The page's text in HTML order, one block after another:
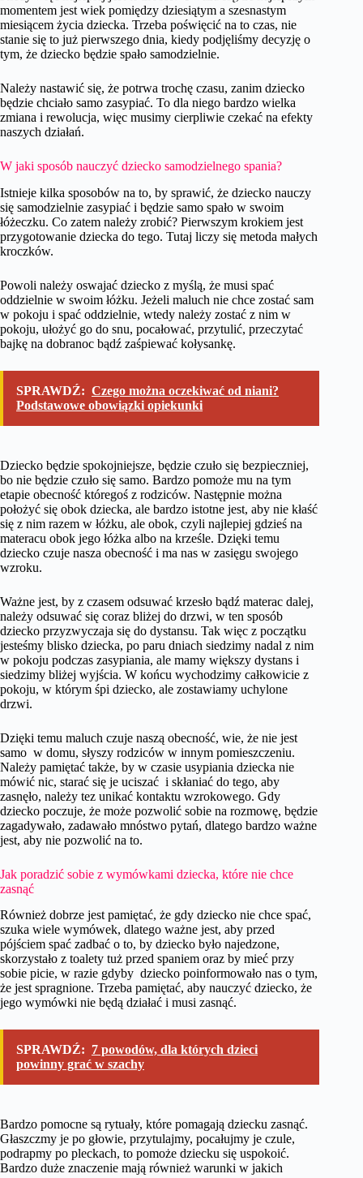
momentem jest wiek pomiędzy dziesiątym a szesnastym
miesiącem życia dziecka. Trzeba poświęcić na to czas, nie
stanie się to już pierwszego dnia, kiedy podjęliśmy decyzję o
tym, że dziecko będzie spało samodzielnie.
Należy nastawić się, że potrwa trochę czasu, zanim dziecko
będzie chciało samo zasypiać. To dla niego bardzo wielka
zmiana i rewolucja, więc musimy cierpliwie czekać na efekty
naszych działań.
W jaki sposób nauczyć dziecko samodzielnego spania?
Istnieje kilka sposobów na to, by sprawić, że dziecko nauczy
się samodzielnie zasypiać i będzie samo spało w swoim
łóżeczku. Co zatem należy zrobić? Pierwszym krokiem jest
przygotowanie dziecka do tego. Tutaj liczy się metoda małych
kroczków.
Powoli należy oswajać dziecko z myślą, że musi spać
oddzielnie w swoim łóżku. Jeżeli maluch nie chce zostać sam
w pokoju i spać oddzielnie, wtedy należy zostać z nim w
pokoju, ułożyć go do snu, pocałować, przytulić, przeczytać
bajkę na dobranoc bądź zaśpiewać kołysankę.
SPRAWDŹ: Czego można oczekiwać od niani?
Podstawowe obowiązki opiekunki
Dziecko będzie spokojniejsze, będzie czuło się bezpieczniej,
bo nie będzie czuło się samo. Bardzo pomoże mu na tym
etapie obecność któregoś z rodziców. Następnie można
położyć się obok dziecka, ale bardzo istotne jest, aby nie kłaść
się z nim razem w łóżku, ale obok, czyli najlepiej gdzieś na
materacu obok jego łóżka albo na krześle. Dzięki temu
dziecko czuje nasza obecność i ma nas w zasięgu swojego
wzroku.
Ważne jest, by z czasem odsuwać krzesło bądź materac dalej,
należy odsuwać się coraz bliżej do drzwi, w ten sposób
dziecko przyzwyczaja się do dystansu. Tak więc z początku
jesteśmy blisko dziecka, po paru dniach siedzimy nadal z nim
w pokoju podczas zasypiania, ale mamy większy dystans i
siedzimy bliżej wyjścia. W końcu wychodzimy całkowicie z
pokoju, w którym śpi dziecko, ale zostawiamy uchylone
drzwi.
Dzięki temu maluch czuje naszą obecność, wie, że nie jest
samo w domu, słyszy rodziców w innym pomieszczeniu.
Należy pamiętać także, by w czasie usypiania dziecka nie
mówić nic, starać się je uciszać i skłaniać do tego, aby
zasnęło, należy tez unikać kontaktu wzrokowego. Gdy
dziecko poczuje, że może pozwolić sobie na rozmowę, będzie
zagadywało, zadawało mnóstwo pytań, dlatego bardzo ważne
jest, aby nie pozwolić na to.
Jak poradzić sobie z wymówkami dziecka, które nie chce
zasnąć
Również dobrze jest pamiętać, że gdy dziecko nie chce spać,
szuka wiele wymówek, dlatego ważne jest, aby przed
pójściem spać zadbać o to, by dziecko było najedzone,
skorzystało z toalety tuż przed spaniem oraz by mieć przy
sobie picie, w razie gdyby dziecko poinformowało nas o tym,
że jest spragnione. Trzeba pamiętać, aby nauczyć dziecko, że
jego wymówki nie będą działać i musi zasnąć.
SPRAWDŹ: 7 powodów, dla których dzieci
powinny grać w szachy
Bardzo pomocne są rytuały, które pomagają dziecku zasnąć.
Głaszczmy je po głowie, przytulajmy, pocałujmy je czule,
podrapmy po pleckach, to pomoże dziecku się uspokoić.
Bardzo duże znaczenie mają również warunki w jakich